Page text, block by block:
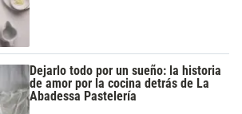
Dejarlo todo por un sueño: la historia
de amor por la cocina detrás de La
Abadessa Pastelería